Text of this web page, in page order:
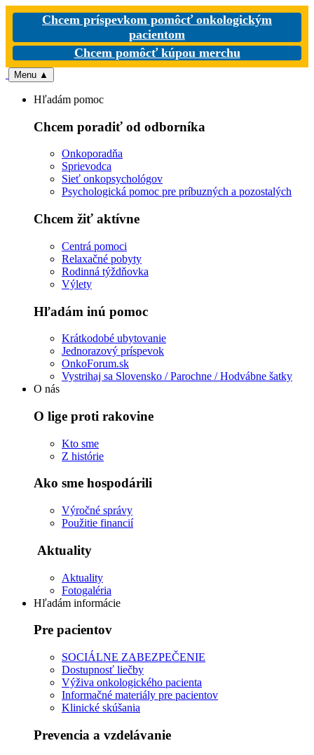
Chcem príspevkom pomôcť onkologickým
pacientom
Chcem pomôcť kúpou merchu
Menu ▲
Hľadám pomoc
Chcem poradiť od odborníka
Onkoporadňa
Sprievodca
Sieť onkopsychológov
Psychologická pomoc pre príbuzných a pozostalých
Chcem žiť aktívne
Centrá pomoci
Relaxačné pobyty
Rodinná týždňovka
Výlety
Hľadám inú pomoc
Krátkodobé ubytovanie
Jednorazový príspevok
OnkoForum.sk
Vystrihaj sa Slovensko / Parochne / Hodvábne šatky
O nás
O lige proti rakovine
Kto sme
Z histórie
Ako sme hospodárili
Výročné správy
Použitie financií
Aktuality
Aktuality
Fotogaléria
Hľadám informácie
Pre pacientov
SOCIÁLNE ZABEZPEČENIE
Dostupnosť liečby
Výživa onkologického pacienta
Informačné materiály pre pacientov
Klinické skúšania
Prevencia a vzdelávanie